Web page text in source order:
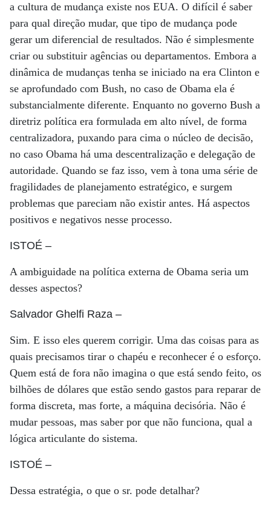
a cultura de mudança existe nos EUA. O difícil é saber
para qual direção mudar, que tipo de mudança pode
gerar um diferencial de resultados. Não é simplesmente
criar ou substituir agências ou departamentos. Embora a
dinâmica de mudanças tenha se iniciado na era Clinton e
se aprofundado com Bush, no caso de Obama ela é
substancialmente diferente. Enquanto no governo Bush a
diretriz política era formulada em alto nível, de forma
centralizadora, puxando para cima o núcleo de decisão,
no caso Obama há uma descentralização e delegação de
autoridade. Quando se faz isso, vem à tona uma série de
fragilidades de planejamento estratégico, e surgem
problemas que pareciam não existir antes. Há aspectos
positivos e negativos nesse processo.
ISTOÉ –
A ambiguidade na política externa de Obama seria um
desses aspectos?
Salvador Ghelfi Raza –
Sim. E isso eles querem corrigir. Uma das coisas para as
quais precisamos tirar o chapéu e reconhecer é o esforço.
Quem está de fora não imagina o que está sendo feito, os
bilhões de dólares que estão sendo gastos para reparar de
forma discreta, mas forte, a máquina decisória. Não é
mudar pessoas, mas saber por que não funciona, qual a
lógica articulante do sistema.
ISTOÉ –
Dessa estratégia, o que o sr. pode detalhar?